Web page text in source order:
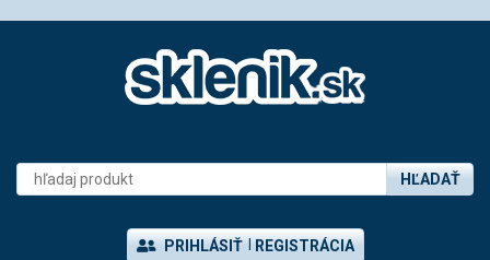
HĽADAŤ
PRIHLÁSIŤ REGISTRÁCIA